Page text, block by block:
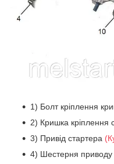
1) Болт кріплення
2) Кришка кріплення
3) Привід стартера
4) Шестерня приводу